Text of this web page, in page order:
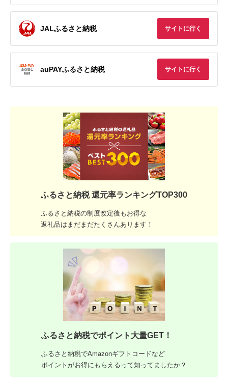
JALふるさと納税 サイトに行く
auPAYふるさと納税 サイトに行く
ふるさと納税 還元率ランキングTOP300
ふるさと納税の制度改定後もお得な
返礼品はまだまだたくさんあります！
ふるさと納税でポイント大量GET！
ふるさと納税でAmazonギフトコードなど
ポイントがお得にもらえるって知ってましたか？